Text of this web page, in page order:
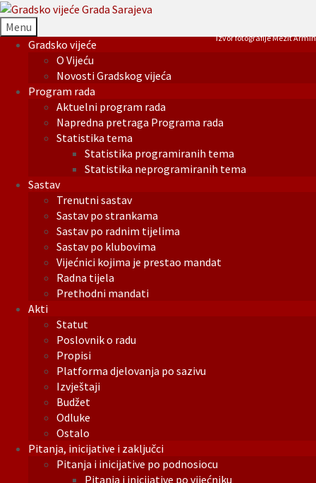
Menu
Gradsko vijeće
O Vijeću
Novosti Gradskog vijeća
Program rada
Aktuelni program rada
Napredna pretraga Programa rada
Statistika tema
Statistika programiranih tema
Statistika neprogramiranih tema
Sastav
Trenutni sastav
Sastav po strankama
Sastav po radnim tijelima
Sastav po klubovima
Vijećnici kojima je prestao mandat
Radna tijela
Prethodni mandati
Akti
Statut
Poslovnik o radu
Propisi
Platforma djelovanja po sazivu
Izvještaji
Budžet
Odluke
Ostalo
Pitanja, inicijative i zaključci
Pitanja i inicijative po podnosiocu
Pitanja i inicijative po vijećniku
Izvor fotografije Mezit Armin